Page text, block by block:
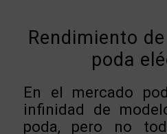
Rendimiento
poda
En el mercado
infinidad de
poda, pero no